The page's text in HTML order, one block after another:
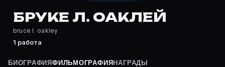
БРУКЕ Л. ОАКЛЕЙ
bruce l. oakley
1 работа
БИОГРАФИЯФИЛЬМОГРАФИЯ НАГРАДЫ